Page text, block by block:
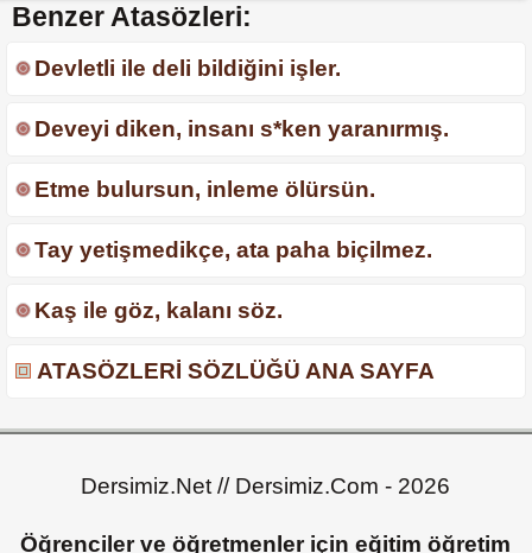
Benzer Atasözleri:
Devletli ile deli bildiğini işler.
Deveyi diken, insanı s*ken yaranırmış.
Etme bulursun, inleme ölürsün.
Tay yetişmedikçe, ata paha biçilmez.
Kaş ile göz, kalanı söz.
ATASÖZLERİ SÖZLÜĞÜ ANA SAYFA
Dersimiz.Net // Dersimiz.Com - 2026
Öğrenciler ve öğretmenler için eğitim öğretim